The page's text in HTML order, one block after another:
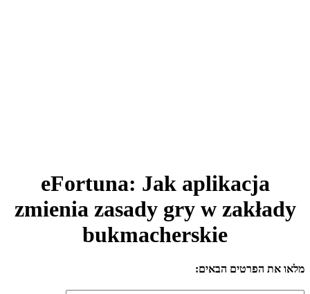
eFortuna: Jak aplikacja
zmienia zasady gry w zakłady
bukmacherskie
מלאו את הפרטים הבאים: